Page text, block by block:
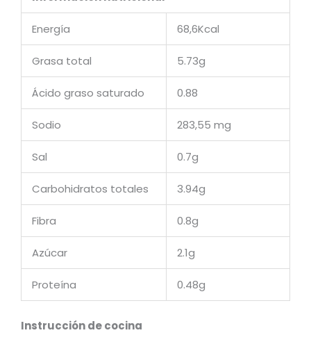
Energía 68,6Kcal
Grasa total 5.73g
Ácido graso saturado 0.88
Sodio 283,55 mg
Sal 0.7g
Carbohidratos totales 3.94g
Fibra 0.8g
Azúcar 2.1g
Proteína 0.48g
Instrucción de cocina